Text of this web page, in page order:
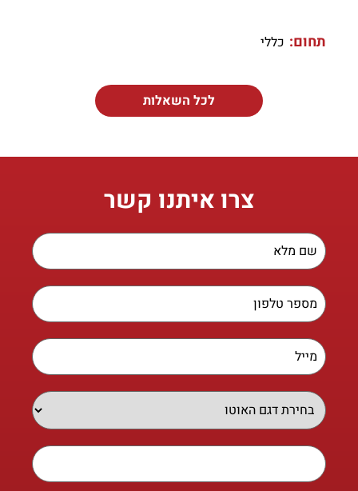
תחום: כללי
לכל השאלות
צרו איתנו קשר